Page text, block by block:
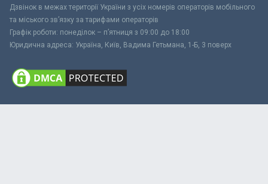
Дзвінок в межах території України з усіх номерів операторів мобільного
та міського зв’язку за тарифами операторів
Графік роботи: понеділок – п’ятниця з 09:00 до 18:00
Юридична адреса: Україна, Київ, Вадима Гетьмана, 1-Б, 3 поверх